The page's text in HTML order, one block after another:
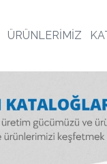
ÜRÜNLERİMİZ